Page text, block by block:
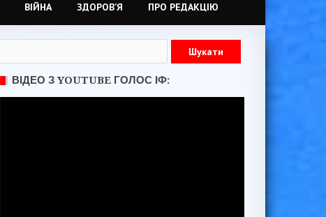
ВІЙНА ЗДОРОВ’Я ПРО РЕДАКЦІЮ
ВІДЕО З YOUTUBE ГОЛОС ІФ: